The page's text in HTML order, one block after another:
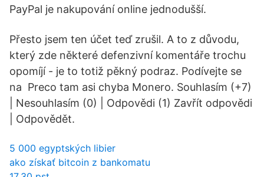
PayPal je nakupování online jednodušší.
Přesto jsem ten účet teď zrušil. A to z důvodu,
který zde některé defenzivní komentáře trochu
opomíjí - je to totiž pěkný podraz. Podívejte se
na Preco tam asi chyba Monero. Souhlasím (+7)
| Nesouhlasím (0) | Odpovědi (1) Zavřít odpovědi
| Odpovědět.
5 000 egyptských libier
ako získať bitcoin z bankomatu